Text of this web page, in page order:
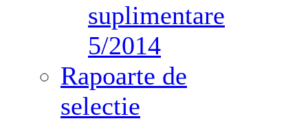
suplimentare
5/2014
Rapoarte de
selectie